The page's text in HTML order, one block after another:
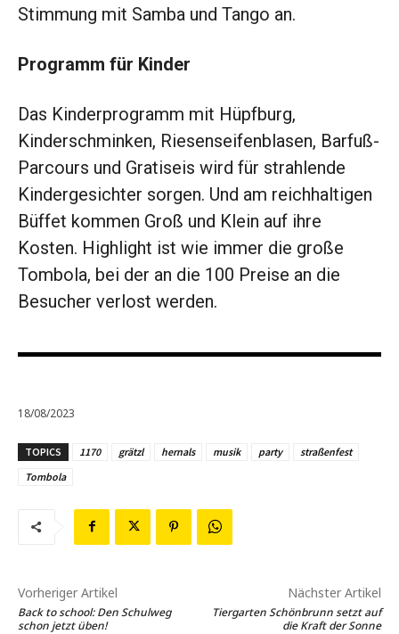
Stimmung mit Samba und Tango an.
Programm für Kinder
Das Kinderprogramm mit Hüpfburg,
Kinderschminken, Riesenseifenblasen, Barfuß-
Parcours und Gratiseis wird für strahlende
Kindergesichter sorgen. Und am reichhaltigen
Büffet kommen Groß und Klein auf ihre
Kosten. Highlight ist wie immer die große
Tombola, bei der an die 100 Preise an die
Besucher verlost werden.
18/08/2023
TOPICS 1170 grätzl hernals musik party
straßenfest
Tombola
Vorheriger Artikel
Back to school: Den Schulweg
schon jetzt üben!
Nächster Artikel
Tiergarten Schönbrunn setzt auf
die Kraft der Sonne